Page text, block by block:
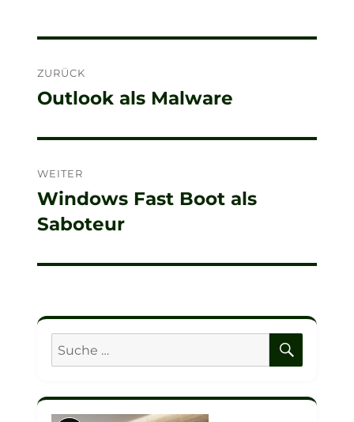
ZURÜCK
Vorheriger
Outlook als Malware
WEITER
Nächster
Beitrag:
Windows Fast Boot als
Saboteur
Suche
nach: